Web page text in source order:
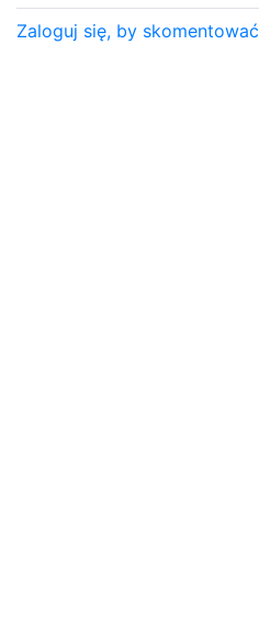
Zaloguj się, by skomentować